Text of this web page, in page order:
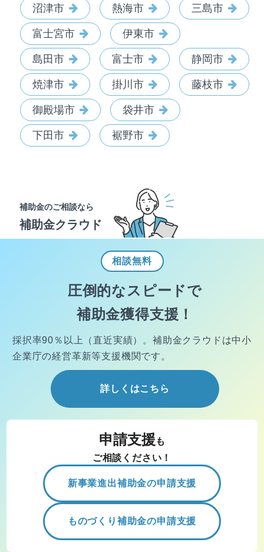
沼津市 熱海市 三島市
富士宮市 伊東市
島田市 富士市 静岡市
焼津市 掛川市 藤枝市
御殿場市 袋井市
下田市 裾野市
補助金のご相談なら
補助金クラウド
相談無料
圧倒的なスピードで
補助金獲得支援！
採択率90％以上（直近実績）。 補助金クラウドは中小
企業庁の経営革新等支援機関です。
詳しくはこちら
申請支援 も
ご相談ください！
新事業進出補助金の申請支援
ものづくり補助金の申請支援